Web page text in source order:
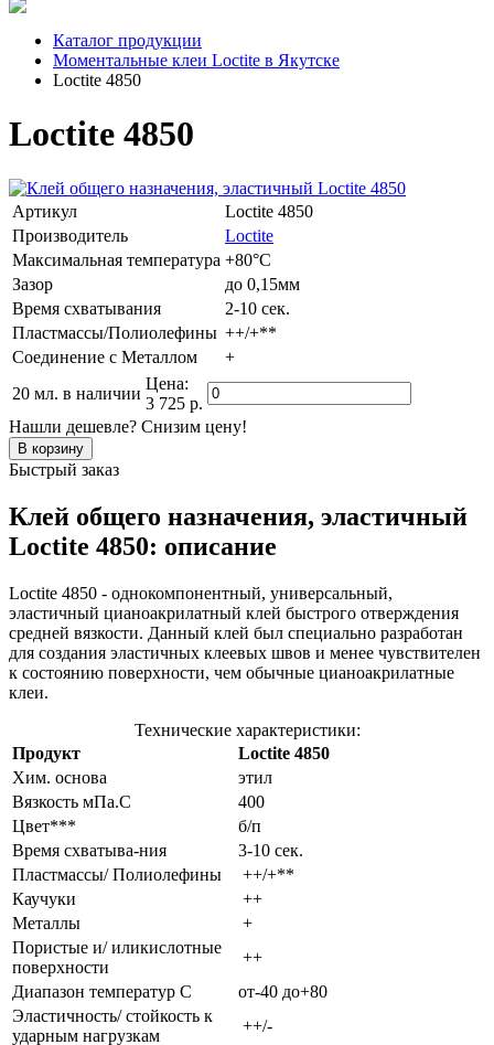
Каталог продукции
Моментальные клеи Loctite в Якутске
Loctite 4850
Loctite 4850
Артикул
Loctite 4850
Производитель
Loctite
Максимальная температура +80°C
Зазор
до 0,15мм
Время схватывания
2-10 сек.
Пластмассы/Полиолефины ++/+**
Соединение с Металлом
+
20 мл. в наличии
Цена:
3 725 р.
Нашли дешевле? Снизим цену!
Быстрый заказ
Клей общего назначения, эластичный
Loctite 4850: описание
Loctite 4850 - однокомпонентный, универсальный,
эластичный цианоакрилатный клей быстрого отверждения
средней вязкости. Данный клей был специально разработан
для создания эластичных клеевых швов и менее чувствителен
к состоянию поверхности, чем обычные цианоакрилатные
клеи.
Технические характеристики:
Продукт
Loctite 4850
Хим. основа
этил
Вязкость мПа.С
400
Цвет***
б/п
Время схватыва-ния
3-10 сек.
Пластмассы/ Полиолефины
++/+**
Каучуки
++
Металлы
+
Пористые и/ иликислотные
поверхности
++
Диапазон температур С
от-40 до+80
Эластичность/ стойкость к
ударным нагрузкам
++/-